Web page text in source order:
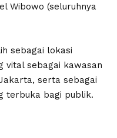
Wibowo (seluruhnya
sebagai lokasi
vital sebagai kawasan
serta sebagai
terbuka bagi publik.